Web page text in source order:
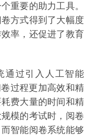
重要的助力工具。
方式得到了大幅度
率，还促进了教育
过引入人工智能
过程更加高效和精
费大量的时间和精
模的考试时，阅卷
智能阅卷系统能够